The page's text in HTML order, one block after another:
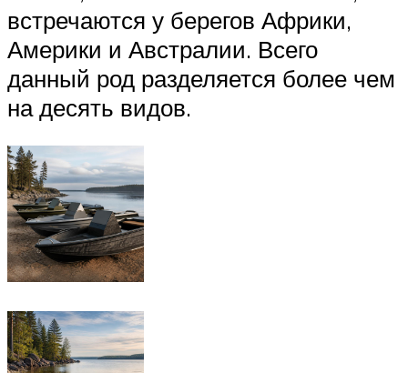
встречаются у берегов Африки,
Америки и Австралии. Всего
данный род разделяется более чем
на десять видов.